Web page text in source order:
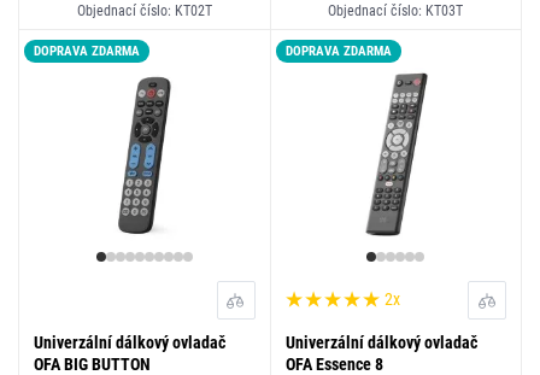
Objednací číslo: KT02T Objednací číslo: KT03T
DOPRAVA ZDARMA
Univerzální dálkový ovladač
OFA BIG BUTTON
DOPRAVA ZDARMA
2x
Univerzální dálkový ovladač
OFA Essence 8